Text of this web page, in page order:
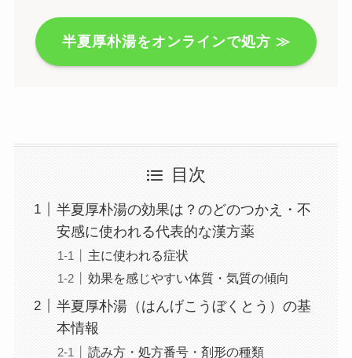
半夏厚朴湯をオンラインで処方 ≫
目次
半夏厚朴湯の効果は？のどのつかえ・不
安感に使われる代表的な漢方薬
主に使われる症状
効果を感じやすい体質・気質の傾向
半夏厚朴湯（はんげこうぼくとう）の基
本情報
読み方・処方番号・剤形の種類